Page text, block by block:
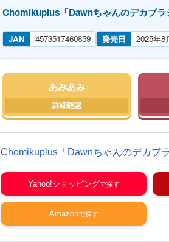
Chomikuplus「Dawnちゃんのデカブ
JAN 4573517460859 発売日 2025年8
あみあみ
Chomikuplus「Dawnちゃんのデカブ
Yahoo!ショッピング
Amazon